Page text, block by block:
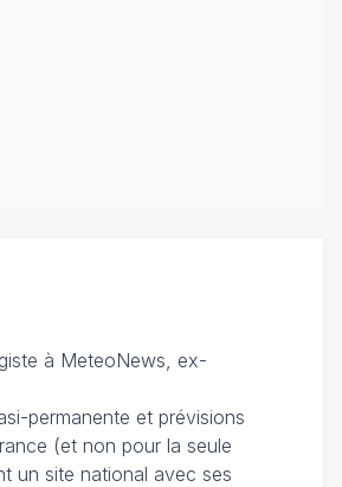
à MeteoNews, ex-
permanente et prévisions
(et non pour la seule
un site national avec ses